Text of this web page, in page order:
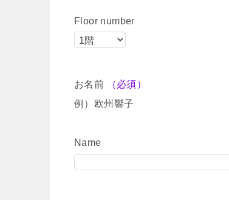
Floor number
お名前
（必須）
例）欧州響子
Name